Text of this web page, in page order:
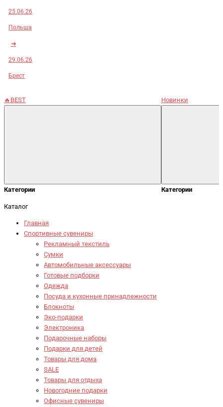
25.06.26
Польша
➜
29.06.26
Брест
🔥BEST
Категории
Новинки
Категории
Каталог
Главная
Спортивные сувениры
Рекламный текстиль
Сумки
Автомобильные аксессуары
Готовые подборки
Одежда
Посуда и кухонные принадлежности
Блокноты
Эко-подарки
Электроника
Подарочные наборы
Подарки для детей
Товары для дома
SALE
Товары для отдыха
Новогодние подарки
Офисные сувениры